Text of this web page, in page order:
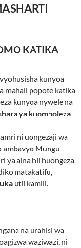
KATIKA
kunyoa
mahali popote katika
kunyoa nywele na
ya kuomboleza.
ni uongezaji wa
ambavyo Mungu
ya aina hii huongeza
matakatifu,
utii kamili.
na urahisi wa
waziwazi, ni